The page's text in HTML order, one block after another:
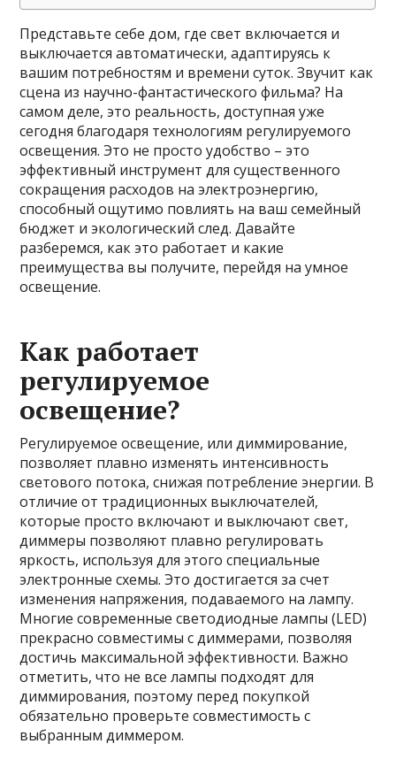
Представьте себе дом, где свет включается и
выключается автоматически, адаптируясь к
вашим потребностям и времени суток. Звучит как
сцена из научно-фантастического фильма? На
самом деле, это реальность, доступная уже
сегодня благодаря технологиям регулируемого
освещения. Это не просто удобство – это
эффективный инструмент для существенного
сокращения расходов на электроэнергию,
способный ощутимо повлиять на ваш семейный
бюджет и экологический след. Давайте
разберемся, как это работает и какие
преимущества вы получите, перейдя на умное
освещение.
Как работает
регулируемое
освещение?
Регулируемое освещение, или диммирование,
позволяет плавно изменять интенсивность
светового потока, снижая потребление энергии. В
отличие от традиционных выключателей,
которые просто включают и выключают свет,
диммеры позволяют плавно регулировать
яркость, используя для этого специальные
электронные схемы. Это достигается за счет
изменения напряжения, подаваемого на лампу.
Многие современные светодиодные лампы (LED)
прекрасно совместимы с диммерами, позволяя
достичь максимальной эффективности. Важно
отметить, что не все лампы подходят для
диммирования, поэтому перед покупкой
обязательно проверьте совместимость с
выбранным диммером.